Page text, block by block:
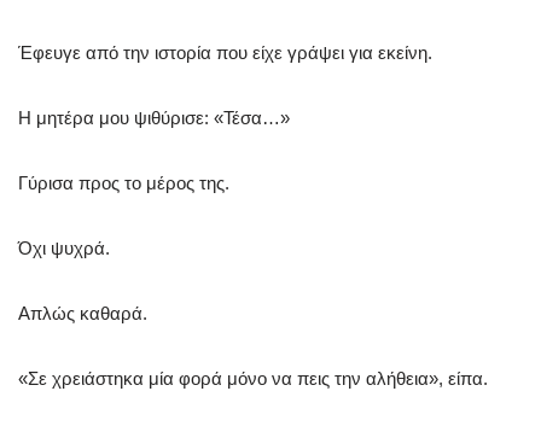
Έφευγε από την ιστορία που είχε γράψει για εκείνη.
Η μητέρα μου ψιθύρισε: «Τέσα…»
Γύρισα προς το μέρος της.
Όχι ψυχρά.
Απλώς καθαρά.
«Σε χρειάστηκα μία φορά μόνο να πεις την αλήθεια», είπα.